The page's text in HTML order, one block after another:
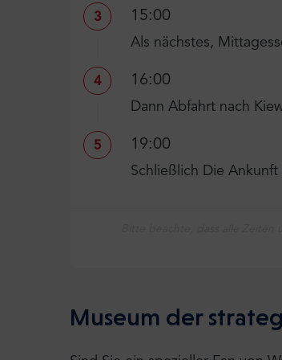
3 15:00
Als nächstes,
4 16:00
Dann Abfahrt nach
5 19:00
Schließlich Die Ankunft
Museum der